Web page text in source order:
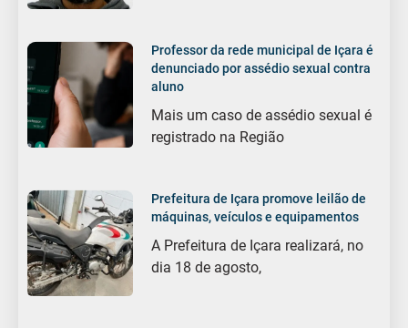
Professor da rede municipal de Içara é
denunciado por assédio sexual contra
aluno
Mais um caso de assédio sexual é
registrado na Região
Prefeitura de Içara promove leilão de
máquinas, veículos e equipamentos
A Prefeitura de Içara realizará, no
dia 18 de agosto,